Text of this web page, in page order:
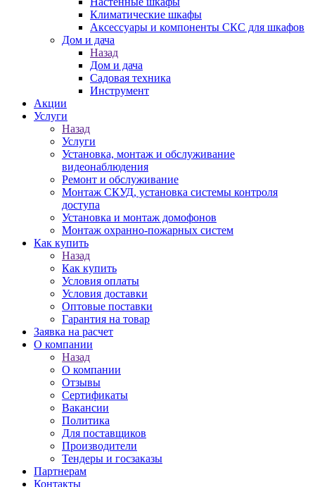
Климатические шкафы
Аксессуары и компоненты СКС для шкафов
Дом и дача
Назад
Дом и дача
Садовая техника
Инструмент
Акции
Услуги
Назад
Услуги
Установка, монтаж и обслуживание
видеонаблюдения
Ремонт и обслуживание
Монтаж СКУД, установка системы контроля
доступа
Установка и монтаж домофонов
Монтаж охранно-пожарных систем
Как купить
Назад
Как купить
Условия оплаты
Условия доставки
Оптовые поставки
Гарантия на товар
Заявка на расчет
О компании
Назад
О компании
Отзывы
Сертификаты
Вакансии
Политика
Для поставщиков
Производители
Тендеры и госзаказы
Партнерам
Контакты